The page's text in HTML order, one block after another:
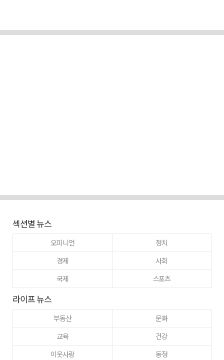
섹션별 뉴스
오피니언
정치
경제
사회
국제
스포츠
라이프 뉴스
부동산
문화
교육
건강
이웃사랑
동정